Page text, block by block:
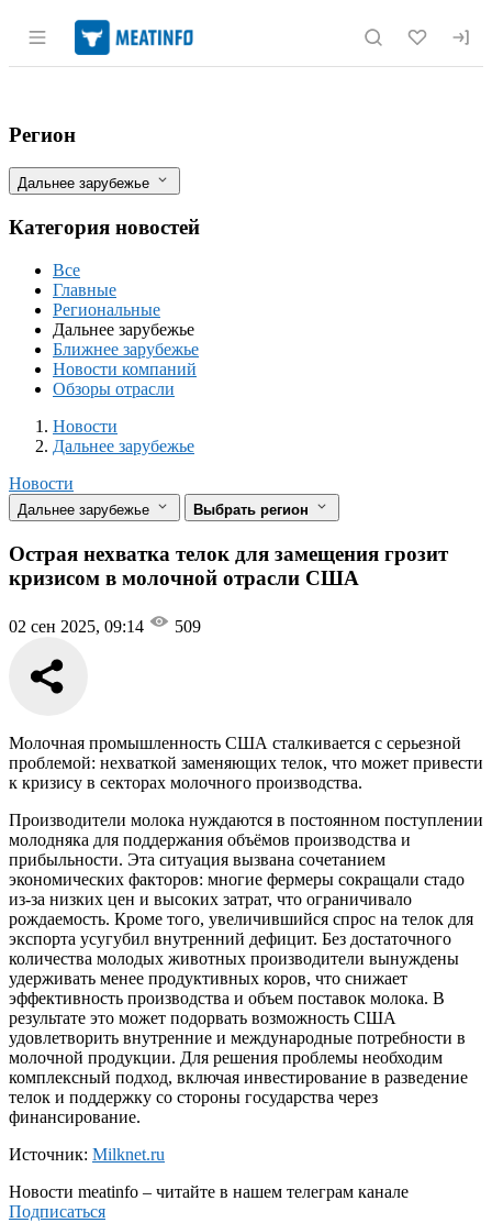
Раздел навигации по сайту
Острая нехватка телок для
Фильтры
Регион
Дальнее зарубежье
Категория новостей
Все
Главные
Региональные
Дальнее зарубежье
Ближнее зарубежье
Новости компаний
Обзоры отрасли
Новости
Разделы
Новости
Дальнее зарубежье
Новости
Дальнее зарубежье Выбрать регион
Острая нехватка телок для замещения грозит
кризисом в молочной отрасли США
02 сен 2025, 09:14 509
Молочная промышленность США сталкивается с серьезной
проблемой: нехваткой заменяющих телок, что может привести
к кризису в секторах молочного производства.
Производители молока нуждаются в постоянном поступлении
молодняка для поддержания объёмов производства и
прибыльности. Эта ситуация вызвана сочетанием
экономических факторов: многие фермеры сокращали стадо
из-за низких цен и высоких затрат, что ограничивало
рождаемость. Кроме того, увеличившийся спрос на телок для
экспорта усугубил внутренний дефицит. Без достаточного
количества молодых животных производители вынуждены
удерживать менее продуктивных коров, что снижает
эффективность производства и объем поставок молока. В
результате это может подорвать возможность США
удовлетворить внутренние и международные потребности в
молочной продукции. Для решения проблемы необходим
комплексный подход, включая инвестирование в разведение
телок и поддержку со стороны государства через
финансирование.
Источник: Milknet.ru
Новости meatinfo – читайте в нашем телеграм канале
Подписаться